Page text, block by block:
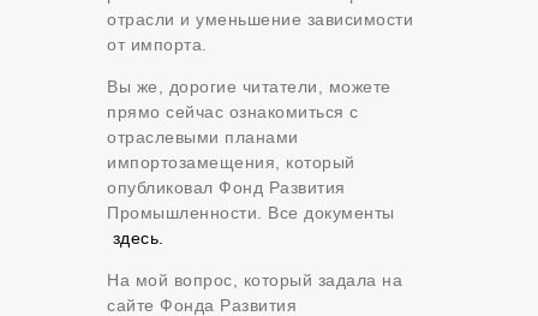
отрасли и уменьшение зависимости
от импорта.
Вы же, дорогие читатели, можете
прямо сейчас ознакомиться с
отраслевыми планами
импортозамещения, который
опубликовал Фонд Развития
Промышленности. Все документы
здесь.
На мой вопрос, который задала на
сайте Фонда Развития